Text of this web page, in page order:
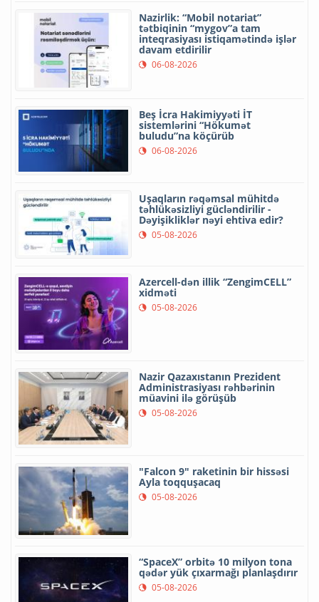
Nazirlik: “Mobil notariat”
tətbiqinin “mygov”a tam
inteqrasiyası istiqamətində işlər
davam etdirilir
06-08-2026
Beş İcra Hakimiyyəti İT
sistemlərini “Hökumət
buludu”na köçürüb
06-08-2026
Uşaqların rəqəmsal mühitdə
təhlükəsizliyi gücləndirilir -
Dəyişikliklər nəyi ehtiva edir?
05-08-2026
Azercell-dən illik “ZengimCELL”
xidməti
05-08-2026
Nazir Qazaxıstanın Prezident
Administrasiyası rəhbərinin
müavini ilə görüşüb
05-08-2026
"Falcon 9" raketinin bir hissəsi
Ayla toqquşacaq
05-08-2026
“SpaceX” orbitə 10 milyon tona
qədər yük çıxarmağı planlaşdırır
05-08-2026